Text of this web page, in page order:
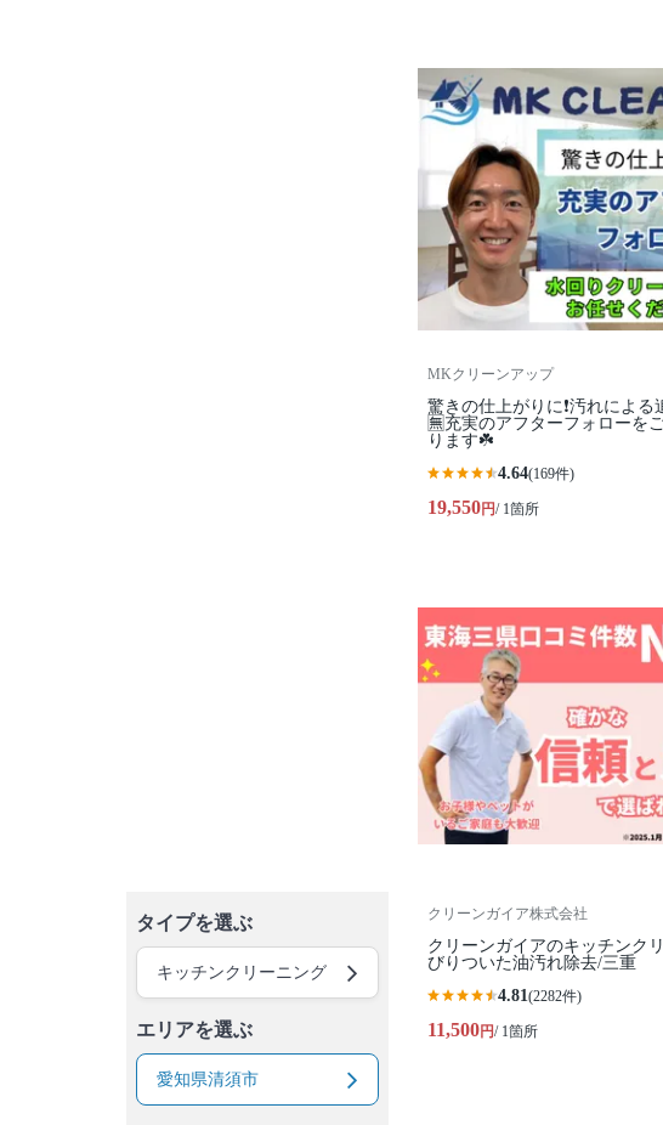
タイプを選ぶ
キッチンクリーニング
エリアを選ぶ
愛知県清須市
MKクリーンアップ
驚きの仕上がりに❗️汚れによる
🈚️充実のアフターフォローを
ります☘️
4.64(169件)
19,550円/ 1箇所
クリーンガイア株式会社
クリーンガイアのキッチンク
びりついた油汚れ除去/三重
4.81(2282件)
11,500円/ 1箇所